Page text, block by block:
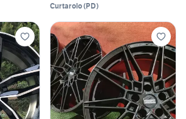
Curtarolo(PD)